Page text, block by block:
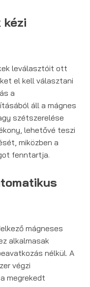
kézi
leválasztóit ott
el kell választani
a
áll a mágnes
szétszerelése
lehetővé teszi
miközben a
fenntartja.
mágneses
alkalmasak
nélkül. A
végzi
megrekedt